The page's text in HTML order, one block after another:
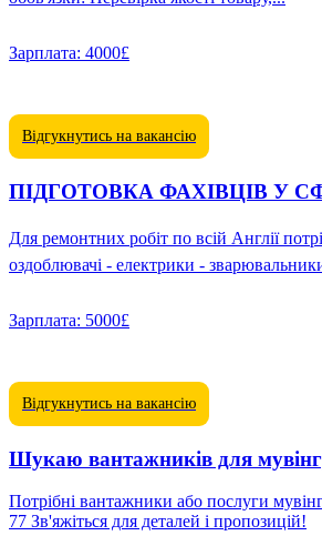
Зарплата: 4000£
Відгукнутись на вакансію
ПІДГОТОВКА ФАХІВЦІВ У
Для ремонтних робіт по всій Англії потрібні кваліфіковані працівники у
Зарплата: 5000£
Відгукнутись на вакансію
Шукаю вантажників для
Потрібні вантажники або послуги мувінгу Дата переїзду: 27 липня Локація:
77 Зв'яжіться для деталей і пропозицій!